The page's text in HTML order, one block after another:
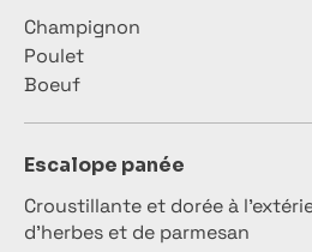
Champignon
Poulet
Boeuf
Escalope panée
Croustillante et dorée à
d'herbes et de parmesan